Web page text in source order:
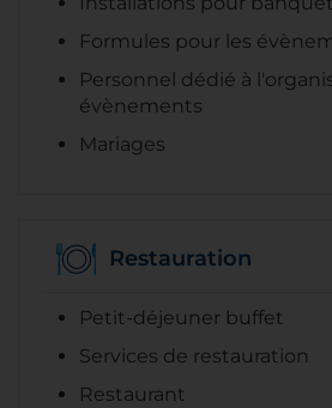
Formules pour les
Personnel dédié à
évènements
Mariages
Restauration
Petit-déjeuner buffet
Services de restauration
Restaurant